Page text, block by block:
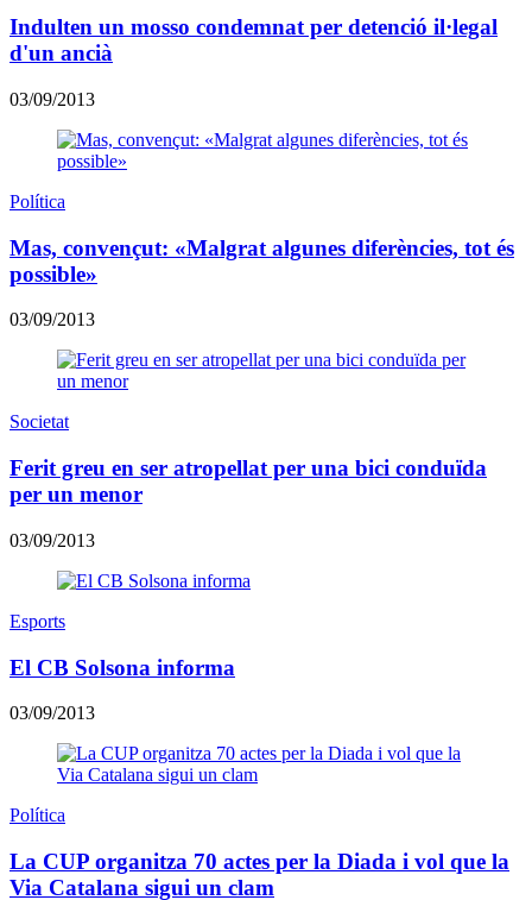
Indulten un mosso condemnat per detenció il·legal
d'un ancià
03/09/2013
Política
Mas, convençut: «Malgrat algunes diferències, tot és
possible»
03/09/2013
Societat
Ferit greu en ser atropellat per una bici conduïda
per un menor
03/09/2013
Esports
El CB Solsona informa
03/09/2013
Política
La CUP organitza 70 actes per la Diada i vol que la
Via Catalana sigui un clam